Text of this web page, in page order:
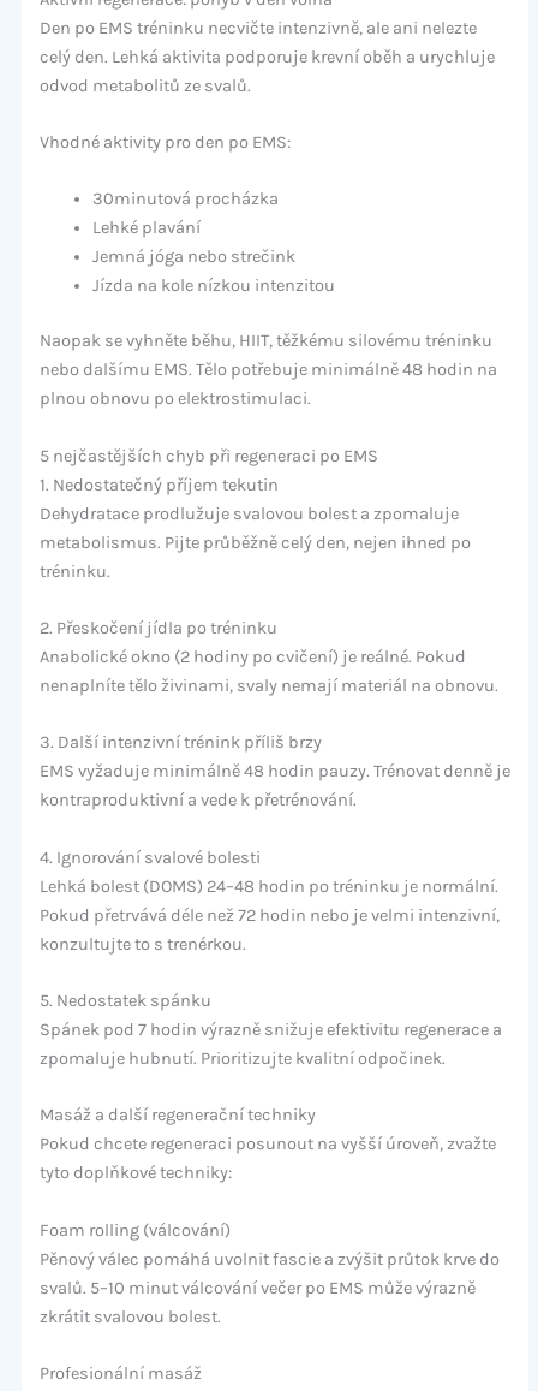
Den po EMS tréninku necvičte intenzivně, ale ani nelezte
celý den. Lehká aktivita podporuje krevní oběh a urychluje
odvod metabolitů ze svalů.
Vhodné aktivity pro den po EMS:
30minutová procházka
Lehké plavání
Jemná jóga nebo strečink
Jízda na kole nízkou intenzitou
Naopak se vyhněte běhu, HIIT, těžkému silovému tréninku
nebo dalšímu EMS. Tělo potřebuje minimálně 48 hodin na
plnou obnovu po elektrostimulaci.
5 nejčastějších chyb při regeneraci po EMS
1. Nedostatečný příjem tekutin
Dehydratace prodlužuje svalovou bolest a zpomaluje
metabolismus. Pijte průběžně celý den, nejen ihned po
tréninku.
2. Přeskočení jídla po tréninku
Anabolické okno (2 hodiny po cvičení) je reálné. Pokud
nenaplníte tělo živinami, svaly nemají materiál na obnovu.
3. Další intenzivní trénink příliš brzy
EMS vyžaduje minimálně 48 hodin pauzy. Trénovat denně je
kontraproduktivní a vede k přetrénování.
4. Ignorování svalové bolesti
Lehká bolest (DOMS) 24–48 hodin po tréninku je normální.
Pokud přetrvává déle než 72 hodin nebo je velmi intenzivní,
konzultujte to s trenérkou.
5. Nedostatek spánku
Spánek pod 7 hodin výrazně snižuje efektivitu regenerace a
zpomaluje hubnutí. Prioritizujte kvalitní odpočinek.
Masáž a další regenerační techniky
Pokud chcete regeneraci posunout na vyšší úroveň, zvažte
tyto doplňkové techniky:
Foam rolling (válcování)
Pěnový válec pomáhá uvolnit fascie a zvýšit průtok krve do
svalů. 5–10 minut válcování večer po EMS může výrazně
zkrátit svalovou bolest.
Profesionální masáž